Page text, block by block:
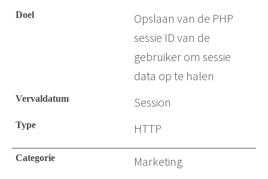
Opslaan van de PHP
sessie ID van de
gebruiker om sessie
data op te halen
Session
HTTP
Marketing